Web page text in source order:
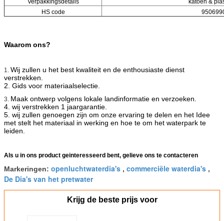
Verpakkingsdetails
katoen &
HS code
Waarom ons?
1. Wij zullen u het best kwaliteit en de enthousiaste dienst
verstrekken.
2. Gids voor materiaalselectie.
3. Maak ontwerp volgens lokale landinformatie en verzoeken.
4. wij verstrekken 1 jaargarantie.
5. wij zullen genoegen zijn om onze ervaring te delen en het Idee
met stelt het materiaal in werking en hoe te om het waterpark te
leiden.
Als u in ons product geinteresseerd bent, gelieve ons te contacteren
Markeringen: openluchtwaterdia's , commerciële waterdia's ,
De Dia's van het pretwater
Krijg de beste prijs voor